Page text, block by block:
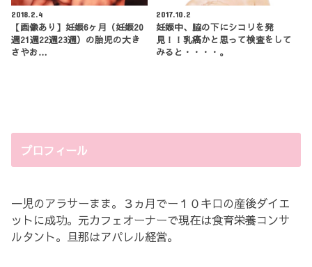
2018.2.4
【画像あり】妊娠6ヶ月（妊娠20
週21週22週23週）の胎児の大き
さやお…
2017.10.2
妊娠中、脇の下にシコリを発
見！！乳癌かと思って検査をして
みると・・・・。
プロフィール
一児のアラサーまま。３ヵ月でー１０キロの産後ダイエ
ットに成功。元カフェオーナーで現在は食育栄養コンサ
ルタント。旦那はアパレル経営。